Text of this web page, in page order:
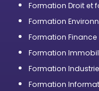
Formation Droit et
Formation
Formation Finance
Formation
Formation
Formation